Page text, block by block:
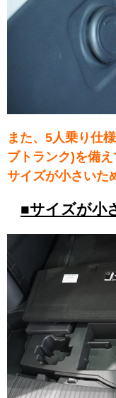
また、5人乗り仕
ブトランク)を備
サイズが小さいた
■サイズが小